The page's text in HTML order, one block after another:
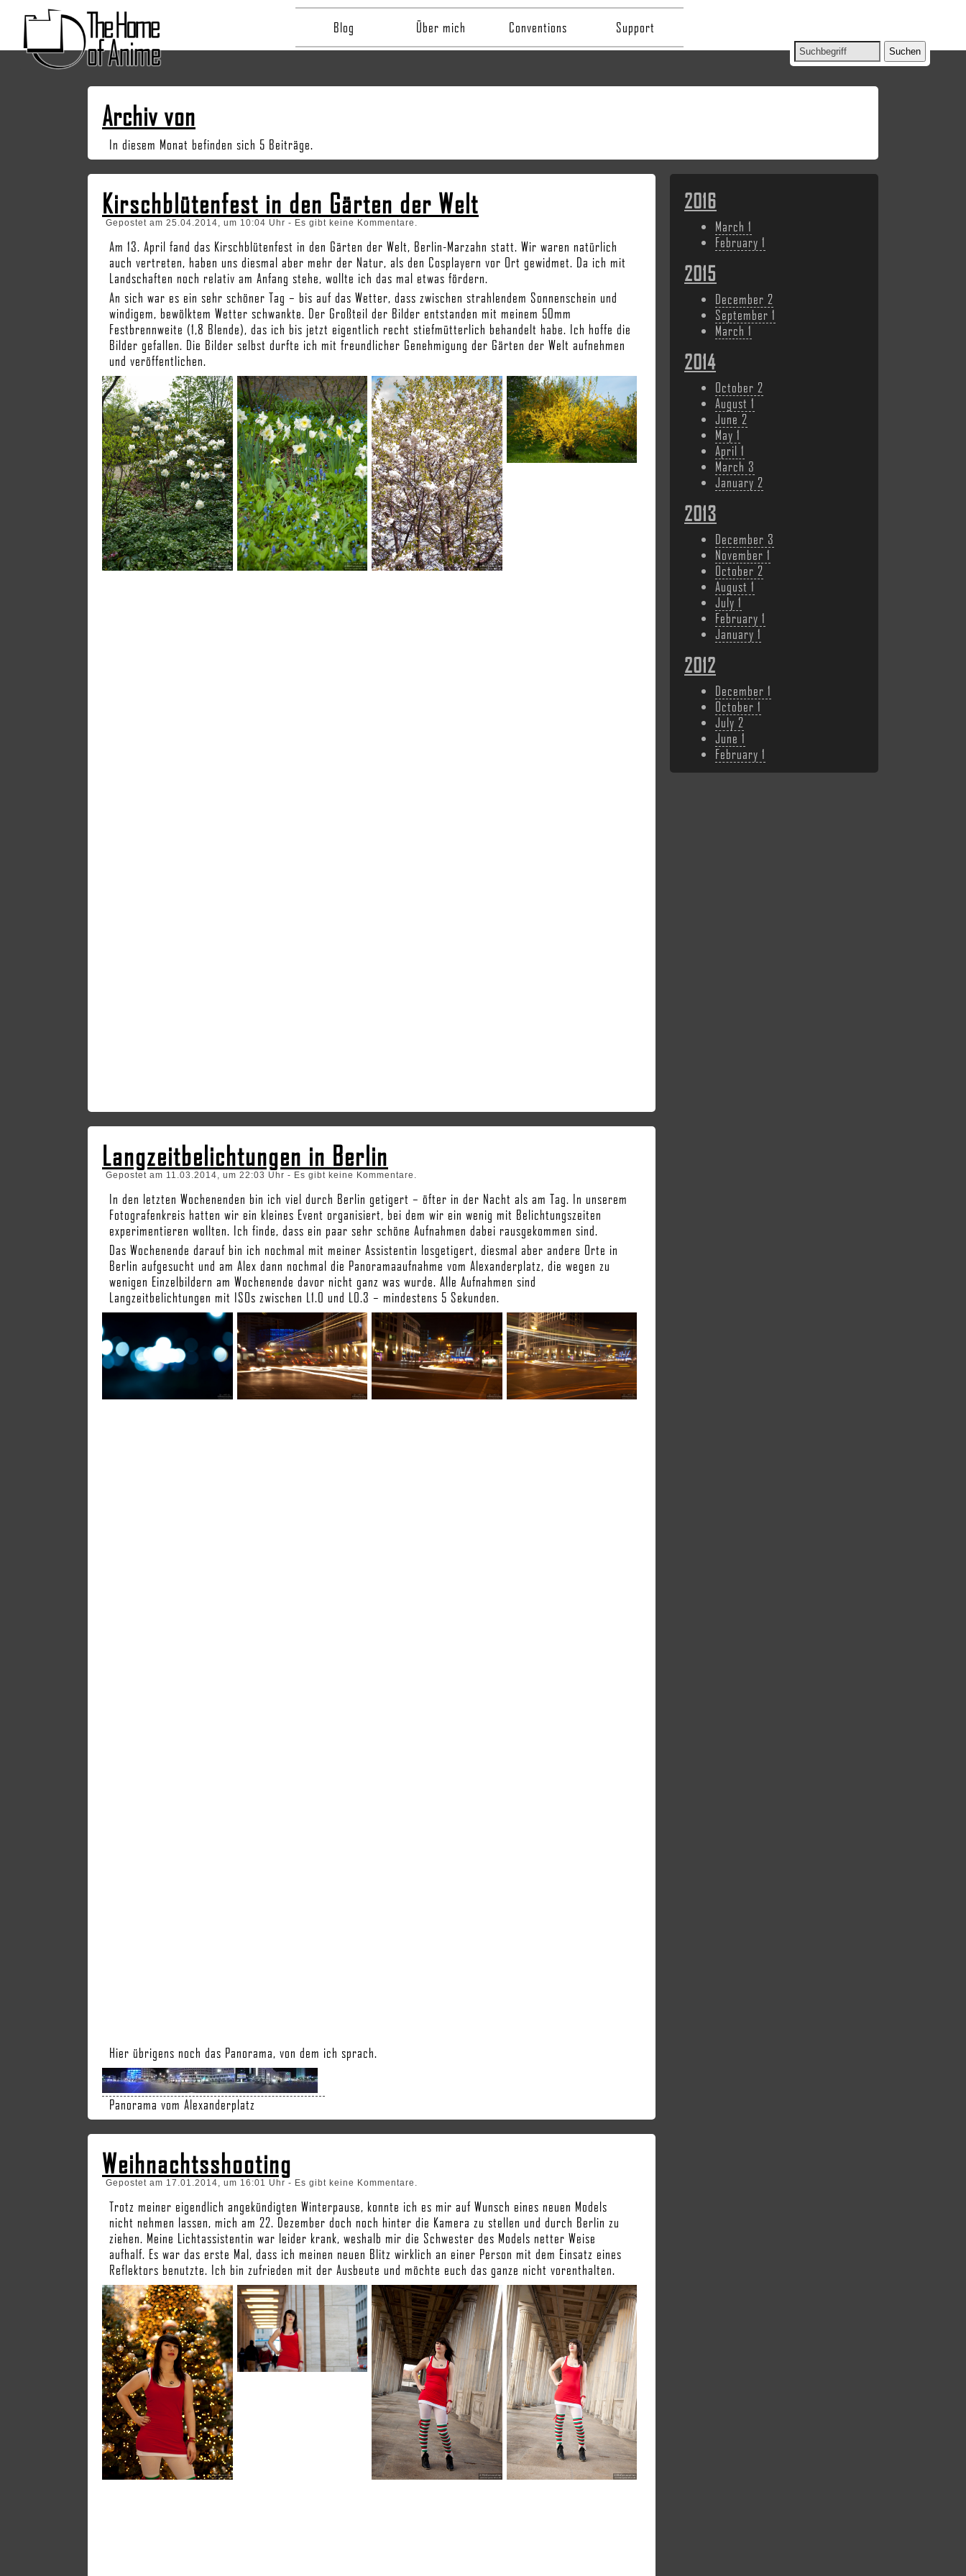
Blog Über mich Conventions Support
Archiv von
In diesem Monat befinden sich 5 Beiträge.
Kirschblütenfest in den Gärten der Welt
Gepostet am 25.04.2014, um 10:04 Uhr - Es gibt keine Kommentare.
Am 13. April fand das Kirschblütenfest in den Gärten der Welt, Berlin-Marzahn statt. Wir waren natürlich
auch vertreten, haben uns diesmal aber mehr der Natur, als den Cosplayern vor Ort gewidmet. Da ich mit
Landschaften noch relativ am Anfang stehe, wollte ich das mal etwas fördern.
An sich war es ein sehr schöner Tag – bis auf das Wetter, dass zwischen strahlendem Sonnenschein und
windigem, bewölktem Wetter schwankte. Der Großteil der Bilder entstanden mit meinem 50mm
Festbrennweite (1,8 Blende), das ich bis jetzt eigentlich recht stiefmütterlich behandelt habe. Ich hoffe die
Bilder gefallen. Die Bilder selbst durfte ich mit freundlicher Genehmigung der Gärten der Welt aufnehmen
und veröffentlichen.
2016
March 1
February 1
2015
December 2
September 1
March 1
2014
October 2
August 1
June 2
May 1
April 1
March 3
January 2
2013
December 3
November 1
October 2
August 1
July 1
February 1
January 1
2012
December 1
October 1
July 2
June 1
February 1
Langzeitbelichtungen in Berlin
Gepostet am 11.03.2014, um 22:03 Uhr - Es gibt keine Kommentare.
In den letzten Wochenenden bin ich viel durch Berlin getigert – öfter in der Nacht als am Tag. In unserem
Fotografenkreis hatten wir ein kleines Event organisiert, bei dem wir ein wenig mit Belichtungszeiten
experimentieren wollten. Ich finde, dass ein paar sehr schöne Aufnahmen dabei rausgekommen sind.
Das Wochenende darauf bin ich nochmal mit meiner Assistentin losgetigert, diesmal aber andere Orte in
Berlin aufgesucht und am Alex dann nochmal die Panoramaaufnahme vom Alexanderplatz, die wegen zu
wenigen Einzelbildern am Wochenende davor nicht ganz was wurde. Alle Aufnahmen sind
Langzeitbelichtungen mit ISOs zwischen L1.0 und L0.3 – mindestens 5 Sekunden.
Hier übrigens noch das Panorama, von dem ich sprach.
Panorama vom Alexanderplatz
Weihnachtsshooting
Gepostet am 17.01.2014, um 16:01 Uhr - Es gibt keine Kommentare.
Trotz meiner eigendlich angekündigten Winterpause, konnte ich es mir auf Wunsch eines neuen Models
nicht nehmen lassen, mich am 22. Dezember doch noch hinter die Kamera zu stellen und durch Berlin zu
ziehen. Meine Lichtassistentin war leider krank, weshalb mir die Schwester des Models netter Weise
aufhalf. Es war das erste Mal, dass ich meinen neuen Blitz wirklich an einer Person mit dem Einsatz eines
Reflektors benutzte. Ich bin zufrieden mit der Ausbeute und möchte euch das ganze nicht vorenthalten.